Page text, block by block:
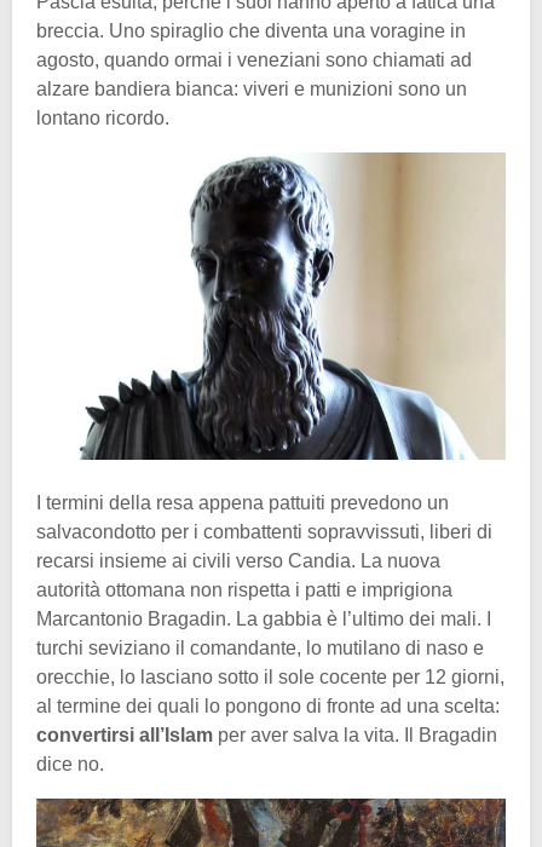
breccia. Uno spiraglio che diventa una voragine in
agosto, quando ormai i veneziani sono chiamati ad
alzare bandiera bianca: viveri e munizioni sono un
lontano ricordo.
I termini della resa appena pattuiti prevedono un
salvacondotto per i combattenti sopravvissuti, liberi di
recarsi insieme ai civili verso Candia. La nuova
autorità ottomana non rispetta i patti e imprigiona
Marcantonio Bragadin. La gabbia è l’ultimo dei mali. I
turchi seviziano il comandante, lo mutilano di naso e
orecchie, lo lasciano sotto il sole cocente per 12 giorni,
al termine dei quali lo pongono di fronte ad una scelta:
convertirsi all’Islam per aver salva la vita. Il Bragadin
dice no.